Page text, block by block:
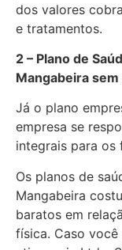
dos valores
e tratamentos.
2 – Plano de
Mangabeira
Já o plano
empresa se
integrais para os
Os planos de
Mangabeira
baratos em
física. Caso você